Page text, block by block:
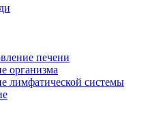
печени
организма
лимфатической системы